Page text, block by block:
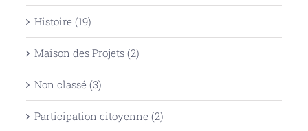
Histoire (19)
Maison des Projets (2)
Non classé (3)
Participation citoyenne (2)